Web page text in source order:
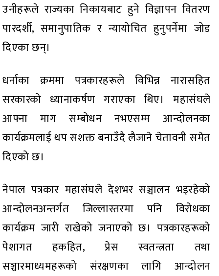
उनीहरूले राज्यका निकायबाट हुने विज्ञापन वितरण
पारदर्शी, समानुपातिक र न्यायोचित हुनुपर्नेमा जोड
दिएका छन्।
धर्नाका क्रममा पत्रकारहरूले विभिन्न नारासहित
सरकारको ध्यानाकर्षण गराएका थिए। महासंघले
आफ्ना माग सम्बोधन नभएसम्म आन्दोलनका
कार्यक्रमलाई थप सशक्त बनाउँदै लैजाने चेतावनी समेत
दिएको छ।
नेपाल पत्रकार महासंघले देशभर सञ्चालन भइरहेको
आन्दोलनअन्तर्गत जिल्लास्तरमा पनि विरोधका
कार्यक्रम जारी राखेको जनाएको छ। पत्रकारहरूको
पेशागत हकहित, प्रेस स्वतन्त्रता तथा
सञ्चारमाध्यमहरूको संरक्षणका लागि आन्दोलन